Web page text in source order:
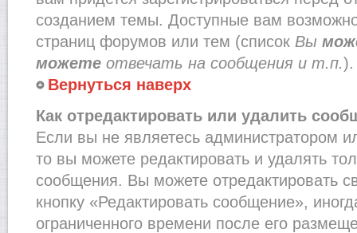
созданием темы. Доступные вам
страниц форумов или тем (список Вы
можете отвечать на сообщения и т.п.).
Вернуться наверх
Как отредактировать или удалить
Если вы не являетесь администратором
то вы можете редактировать и удалять
сообщения. Вы можете отредактировать
кнопку «Редактировать сообщение»,
ограниченного времени после его